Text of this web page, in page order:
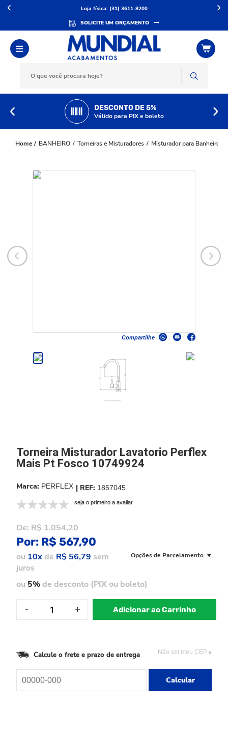
Loja física: (31) 3611-8200
SOLICITE UM ORÇAMENTO
DESCONTO DE 5%
Válido para PIX e boleto
BANHEIRO Torneiras e Misturadores Misturador para Banheiro
Compartilhe
Torneira Misturador Lavatorio Perflex
Mais Pt Fosco 10749924
PERFLEX 1857045
seja o primeiro a avaliar
De:R$ 1.054,20
Por: R$ 567,90
ou 10xde R$ 56,79 sem
juros
Opções de Parcelamento
ou 5%de desconto (PIX ou boleto)
Adicionar ao Carrinho
Calcule o frete e prazo de entrega Não sei meu CEP
Calcular